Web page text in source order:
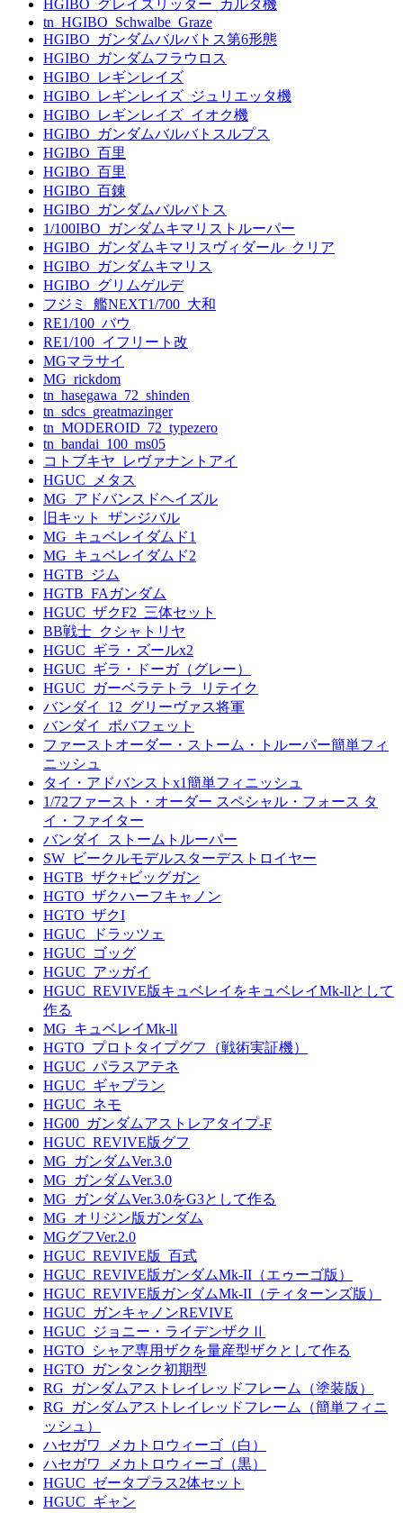
HGIBO_グレイズリッター_カルタ機
tn_HGIBO_Schwalbe_Graze
HGIBO_ガンダムバルバトス第6形態
HGIBO_ガンダムフラウロス
HGIBO_レギンレイズ
HGIBO_レギンレイズ_ジュリエッタ機
HGIBO_レギンレイズ_イオク機
HGIBO_ガンダムバルバトスルプス
HGIBO_百里
HGIBO_百里
HGIBO_百錬
HGIBO_ガンダムバルバトス
1/100IBO_ガンダムキマリストルーパー
HGIBO_ガンダムキマリスヴィダール_クリア
HGIBO_ガンダムキマリス
HGIBO_グリムゲルデ
フジミ_艦NEXT1/700_大和
RE1/100_バウ
RE1/100_イフリート改
MGマラサイ
MG_rickdom
tn_hasegawa_72_shinden
tn_sdcs_greatmazinger
tn_MODEROID_72_typezero
tn_bandai_100_ms05
コトブキヤ_レヴァナントアイ
HGUC_メタス
MG_アドバンスドヘイズル
旧キット_ザンジバル
MG_キュベレイダムド1
MG_キュベレイダムド2
HGTB_ジム
HGTB_FAガンダム
HGUC_ザクF2_三体セット
BB戦士_クシャトリヤ
HGUC_ギラ・ズールx2
HGUC_ギラ・ドーガ（グレー）
HGUC_ガーベラテトラ_リテイク
バンダイ_12_グリーヴァス将軍
バンダイ_ボバフェット
ファーストオーダー・ストーム・トルーパー簡単フィ
ニッシュ
タイ・アドバンストx1簡単フィニッシュ
1/72ファースト・オーダー スペシャル・フォース タ
イ・ファイター
バンダイ_ストームトルーパー
SW_ビークルモデルスターデストロイヤー
HGTB_ザク+ビッグガン
HGTO_ザクハーフキャノン
HGTO_ザクI
HGUC_ドラッツェ
HGUC_ゴッグ
HGUC_アッガイ
HGUC_REVIVE版キュベレイをキュベレイMk-llとして
作る
MG_キュベレイMk-ll
HGTO_プロトタイプグフ（戦術実証機）
HGUC_パラスアテネ
HGUC_ギャプラン
HGUC_ネモ
HG00_ガンダムアストレアタイプ-F
HGUC_REVIVE版グフ
MG_ガンダムVer.3.0
MG_ガンダムVer.3.0
MG_ガンダムVer.3.0をG3として作る
MG_オリジン版ガンダム
MGグフVer.2.0
HGUC_REVIVE版_百式
HGUC_REVIVE版ガンダムMk-II（エゥーゴ版）
HGUC_REVIVE版ガンダムMk-II（ティターンズ版）
HGUC_ガンキャノンREVIVE
HGUC_ジョニー・ライデンザクⅡ
HGTO_シャア専用ザクを量産型ザクとして作る
HGTO_ガンタンク初期型
RG_ガンダムアストレイレッドフレーム（塗装版）
RG_ガンダムアストレイレッドフレーム（簡単フィニ
ッシュ）
ハセガワ_メカトロウィーゴ（白）
ハセガワ_メカトロウィーゴ（黒）
HGUC_ゼータプラス2体セット
HGUC_ギャン